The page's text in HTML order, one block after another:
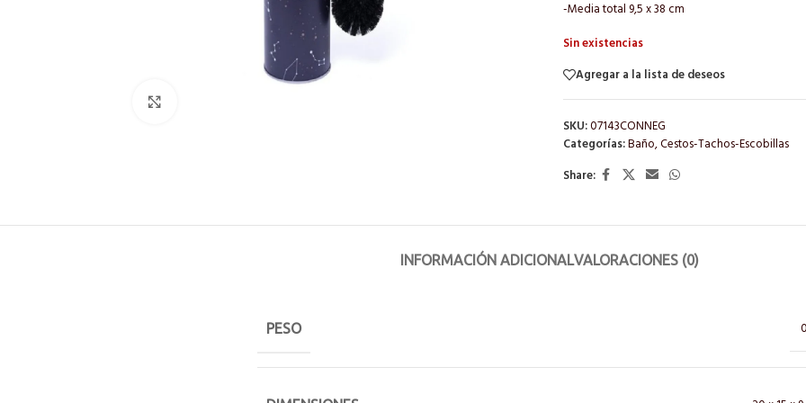
-Media total 9,5 x 38 cm
Sin existencias
Agregar a la lista de deseos
SKU:07143CONNEG
Categorías:Baño,Cestos-Tachos-Escobillas
Share:
INFORMACIÓN ADICIONALVALORACIONES (0)
PESO